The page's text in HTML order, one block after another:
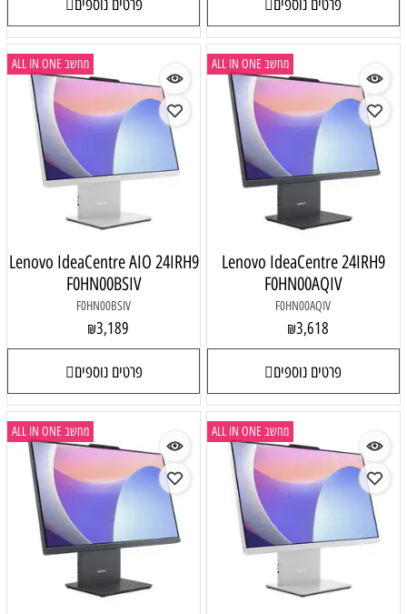
פרטים נוספים פרטים נוספים
מחשב ALL IN ONE
Lenovo IdeaCentre 24IRH9
F0HN00AQIV
F0HN00AQIV
₪3,618
פרטים נוספים
מחשב ALL IN ONE
Lenovo IdeaCentre AIO 24IRH9
F0HN00BSIV
F0HN00BSIV
₪3,189
פרטים נוספים
מחשב ALL IN ONE מחשב ALL IN ONE